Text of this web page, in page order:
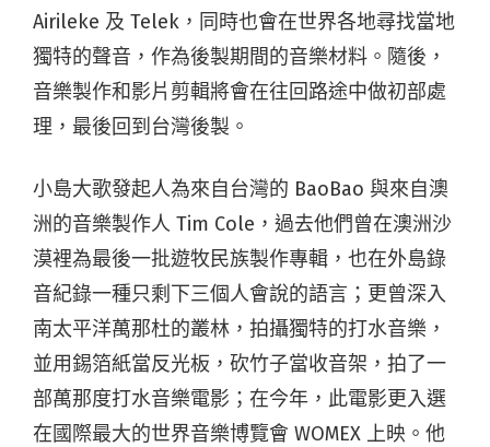
Airileke 及 Telek，同時也會在世界各地尋找當地
獨特的聲音，作為後製期間的音樂材料。隨後，
音樂製作和影片剪輯將會在往回路途中做初部處
理，最後回到台灣後製。
小島大歌發起人為來自台灣的 BaoBao 與來自澳
洲的音樂製作人 Tim Cole，過去他們曾在澳洲沙
漠裡為最後一批遊牧民族製作專輯，也在外島錄
音紀錄一種只剩下三個人會說的語言；更曾深入
南太平洋萬那杜的叢林，拍攝獨特的打水音樂，
並用錫箔紙當反光板，砍竹子當收音架，拍了一
部萬那度打水音樂電影；在今年，此電影更入選
在國際最大的世界音樂博覽會 WOMEX 上映。他